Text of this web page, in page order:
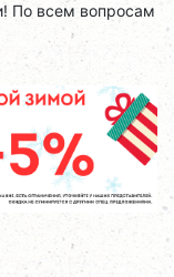
По всем вопросам